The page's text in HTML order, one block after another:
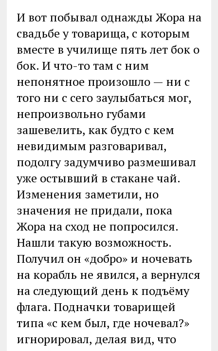
И вот побывал однажды Жора на
свадьбе у товарища, с которым
вместе в училище пять лет бок о
бок. И что-то там с ним
непонятное произошло — ни с
того ни с сего заулыбаться мог,
непроизвольно губами
зашевелить, как будто с кем
невидимым разговаривал,
подолгу задумчиво размешивал
уже остывший в стакане чай.
Изменения заметили, но
значения не придали, пока
Жора на сход не попросился.
Нашли такую возможность.
Получил он «добро» и ночевать
на корабль не явился, а вернулся
на следующий день к подъёму
флага. Подначки товарищей
типа «с кем был, где ночевал?»
игнорировал, делая вид, что